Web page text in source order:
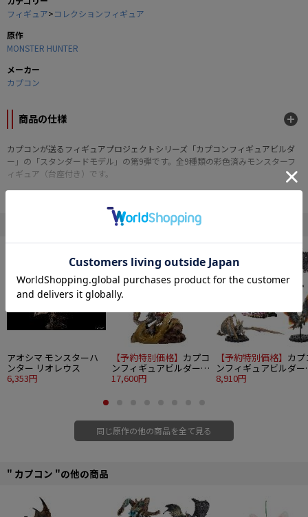
フィギュア>コレクションフィギュア
原作
MONSTER HUNTER
メーカー
カプコン
商品の仕様
カプコンが送るフィギュアプロジェクトシリーズ「カプコンフィギュアビルダ
ー」の「スタンダードモデル」の第9弾です。全9種類の彩色済みモンスターフ
ィギュア（台座付き）です。
グラビモス
ドスジャギィ・ジャギィ（2体セット）
ジャギィノス・ジャギィ（3体セット）
■商品サイズ：彩色済フィギュア：全高約10-15cm、台座：約8.5cm
■付属品：台座（丸）
■材質：ABS・PVC
©CAPCOM CO., LTD. ALL RIGHTS RESERVED
" MONSTER HUNTER "の他の商品
アオシマ モンスターハ
ンター リオレウス
6,353円
【予約特別価格】 カプコ
ンフィギュアビルダー
クリエイターズモデル
17,600円
【予約特別価格】 カプ
ンフィギュアビルダー
モンスターハンター ス
8,910円
同じ原作の他の商品を全て見る
" カプコン "の他の商品